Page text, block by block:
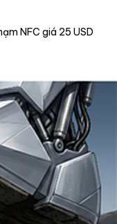
NFC giá 25 USD